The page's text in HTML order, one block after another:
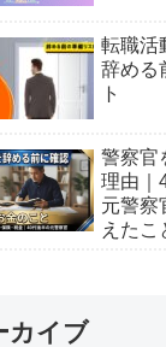
転職活
辞める
ト
警察官
理由｜
元警察
えたこ
カイブ